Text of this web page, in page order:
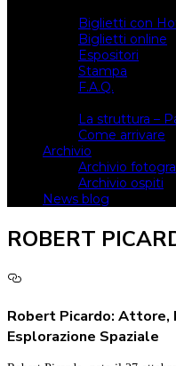
Biglietti con
Biglietti online
Espositori
Stampa
F.A.Q.
La struttura –
Come arrivare
Archivio
Archivio
Archivio ospiti
News blog
ROBERT
Robert Picardo: Attore,
Esplorazione Spaziale